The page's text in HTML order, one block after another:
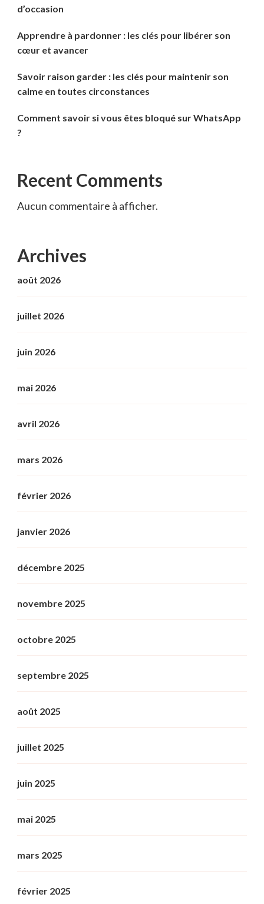
d’occasion
Apprendre à pardonner : les clés pour libérer son
cœur et avancer
Savoir raison garder : les clés pour maintenir son
calme en toutes circonstances
Comment savoir si vous êtes bloqué sur WhatsApp
?
Recent Comments
Aucun commentaire à afficher.
Archives
août 2026
juillet 2026
juin 2026
mai 2026
avril 2026
mars 2026
février 2026
janvier 2026
décembre 2025
novembre 2025
octobre 2025
septembre 2025
août 2025
juillet 2025
juin 2025
mai 2025
mars 2025
février 2025